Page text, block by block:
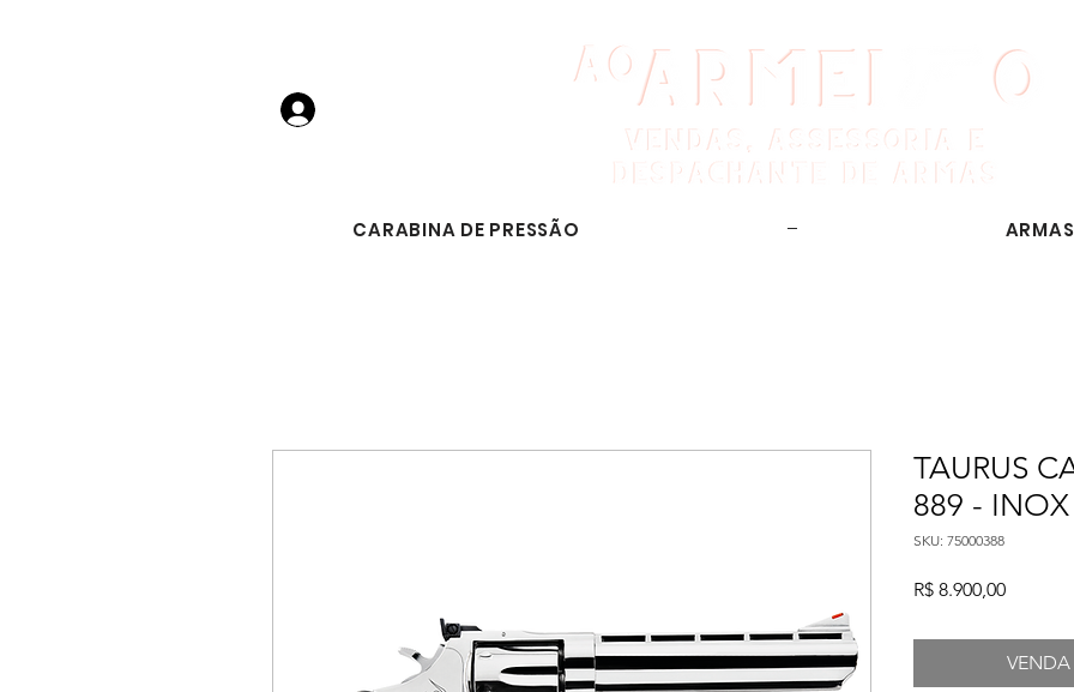
CARABINA DE PRESSÃO
TAURUS
889 -
SKU: 75000388
R$ 8.900,00Preço